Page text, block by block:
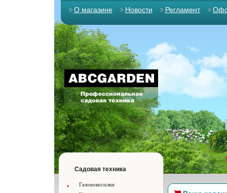
О магазине Новости Регламент
Садовая техника
Газонокосилки